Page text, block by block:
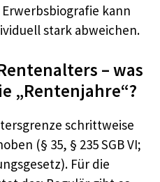
kann
stark abweichen.
– was
„Rentenjahre“?
schrittweise
(§ 35, § 235 SGB VI;
Für die